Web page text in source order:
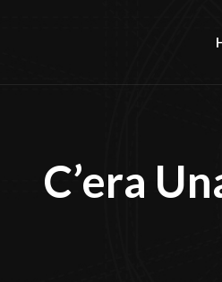
C’era